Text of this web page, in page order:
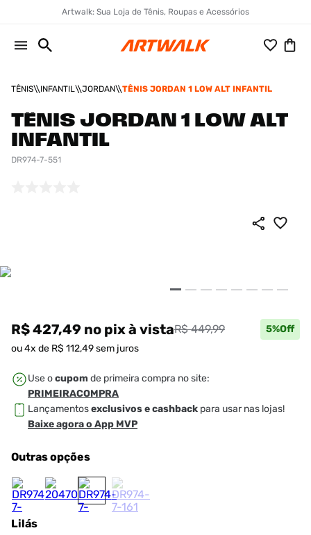
Artwalk: Sua Loja de Tênis, Roupas e Acessórios
TÊNIS INFANTIL JORDAN TÊNIS JORDAN 1 LOW ALT INFANTIL
TÊNIS JORDAN 1 LOW ALT
INFANTIL
DR974-7-551
R$ 427,49 no pixà vistaR$ 449,99 5%Off
ou4x de R$ 112,49sem juros
Use ocupom de primeira compra no site:
PRIMEIRACOMPRA
Lançamentosexclusivos e cashback para usar nas lojas!
Baixe agora o App MVP
Outras opções
Lilás